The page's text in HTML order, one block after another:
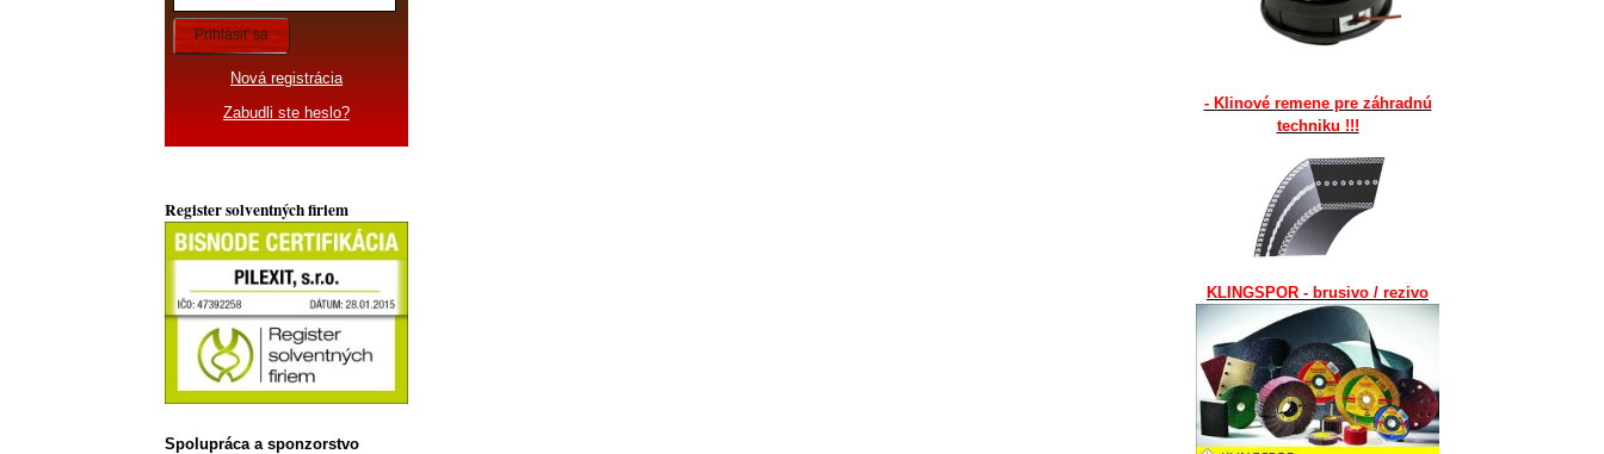
Prihlásiť sa
Nová registrácia
Zabudli ste heslo?
Register solventných firiem
Spolupráca a sponzorstvo
- Klinové remene pre záhradnú
techniku !!!
KLINGSPOR - brusivo / rezivo